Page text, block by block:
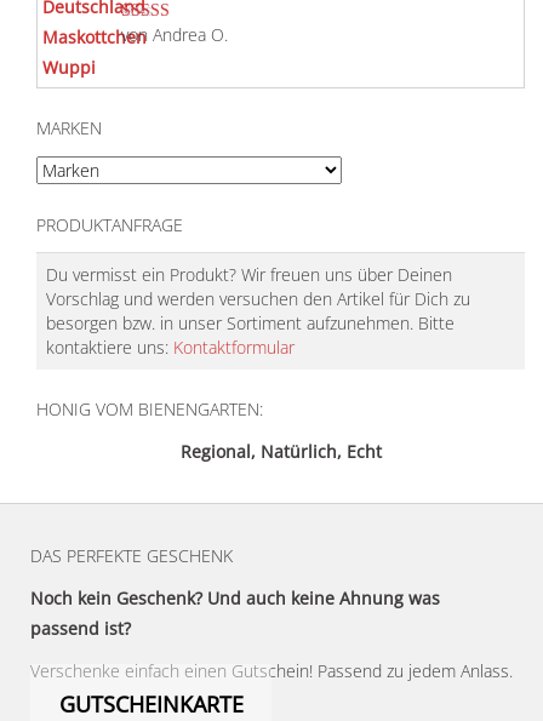
Bewertet mit
von Andrea O.
MARKEN
PRODUKTANFRAGE
Du vermisst ein Produkt? Wir freuen uns über Deinen
Vorschlag und werden versuchen den Artikel für Dich zu
besorgen bzw. in unser Sortiment aufzunehmen. Bitte
kontaktiere uns: Kontaktformular
HONIG VOM BIENENGARTEN:
Regional, Natürlich, Echt
DAS PERFEKTE GESCHENK
Noch kein Geschenk? Und auch keine Ahnung was
passend ist?
Verschenke einfach einen Gutschein! Passend zu jedem Anlass.
GUTSCHEINKARTE